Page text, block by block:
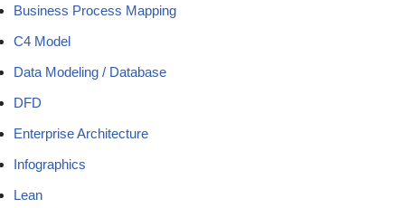
Business Process Mapping
C4 Model
Data Modeling / Database
DFD
Enterprise Architecture
Infographics
Lean